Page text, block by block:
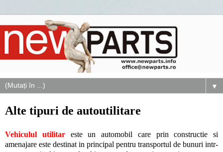
▼
Alte tipuri de autoutilitare
Vehiculul utilitareste un automobil care prin constructie si
amenajare este destinat in principal pentru transportul de bunuri intr-